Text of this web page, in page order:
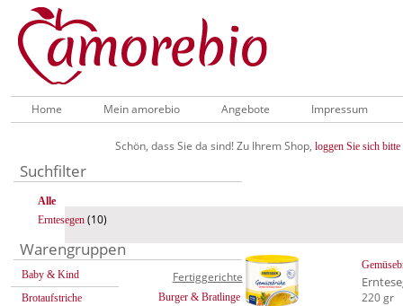
Home Mein amorebio Angebote Impressum
Schön, dass Sie da sind! Zu Ihrem Shop, loggen Sie sich bitte
Suchfilter
Alle
Erntesegen (10)
Warengruppen
Baby & Kind
Brotaufstriche
Fertiggerichte
Burger & Bratlinge
220 gr